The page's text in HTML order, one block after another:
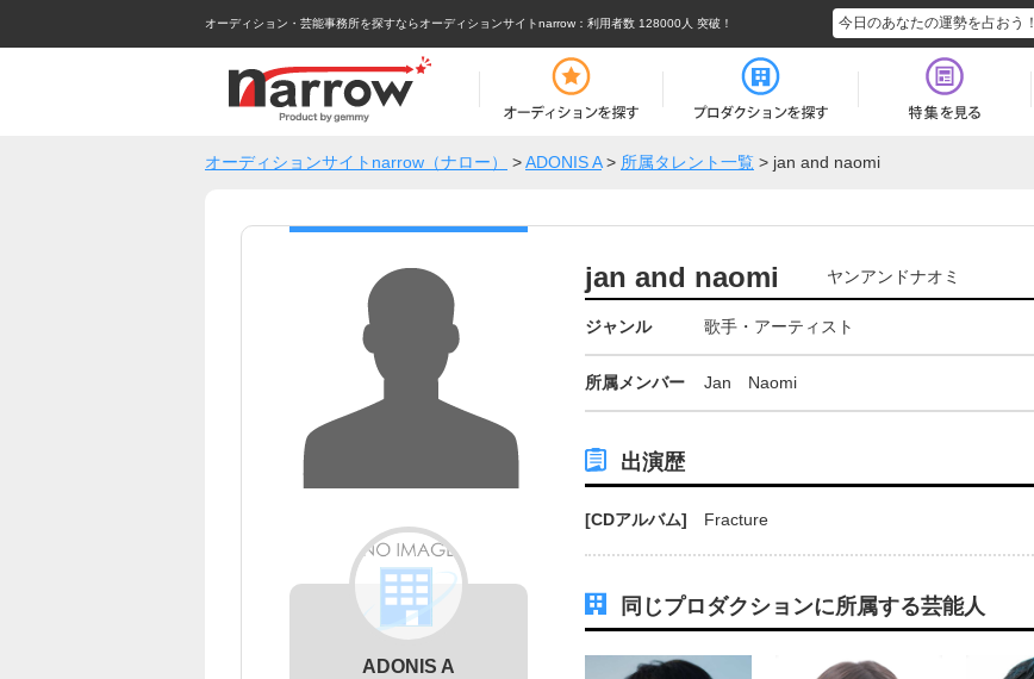
オーディション・芸能事務所を探すならオーディションサイトnarrow ：利用者数 128000人 突破！ 今日のあなたの運勢を占おう！
オーディションサイトnarrow（ナロー） >ADONIS A> 所属タレント一覧 > jan and naomi
ADONIS A
jan and naomi ヤンアンドナオミ
ジャンル 歌手・アーティスト
所属メンバー Jan Naomi
出演歴
[CDアルバム] Fracture
同じプロダクションに所属する芸能人